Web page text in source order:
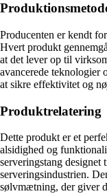
Producenten er kendt
Hvert produkt
at det lever op til
avancerede
at sikre effektivitet og
Produktrelatering
Dette produkt er et
alsidighed og
serveringstang designet
serveringsindustrien.
sølvmætning, der giver